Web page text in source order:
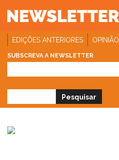
EDIÇÕES ANTERIORES OPINIÃO
SUBSCREVA A NEWSLETTER